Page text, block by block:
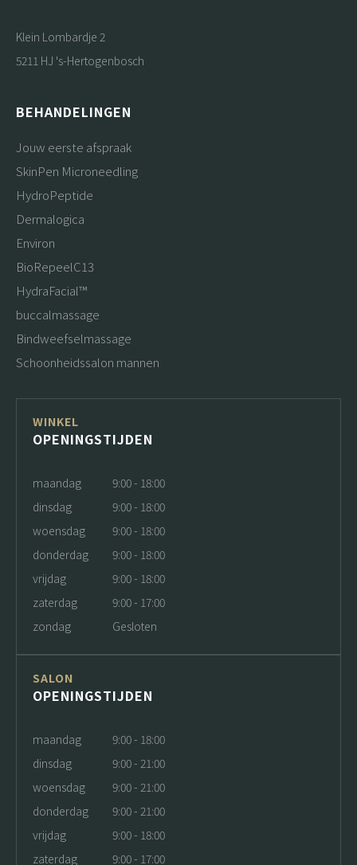
Klein Lombardje 2
5211 HJ 's-Hertogenbosch
BEHANDELINGEN
Jouw eerste afspraak
SkinPen Microneedling
HydroPeptide
Dermalogica
Environ
BioRepeelC13
HydraFacial™
buccalmassage
Bindweefselmassage
Schoonheidssalon mannen
WINKEL
OPENINGSTIJDEN
maandag
9:00 - 18:00
dinsdag
9:00 - 18:00
woensdag
9:00 - 18:00
donderdag
9:00 - 18:00
vrijdag
9:00 - 18:00
zaterdag
9:00 - 17:00
zondag
Gesloten
SALON
OPENINGSTIJDEN
maandag
9:00 - 18:00
dinsdag
9:00 - 21:00
woensdag
9:00 - 21:00
donderdag
9:00 - 21:00
vrijdag
9:00 - 18:00
zaterdag
9:00 - 17:00